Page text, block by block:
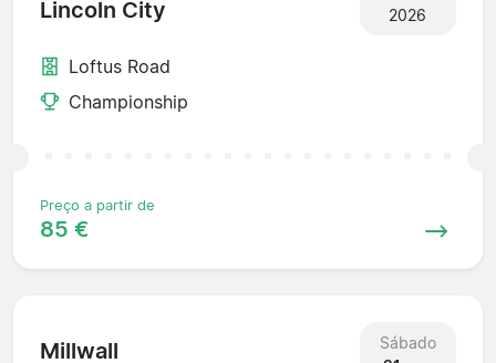
Lincoln City
2026
Loftus Road
Championship
Preço a partir de
85 €
Millwall
Sábado